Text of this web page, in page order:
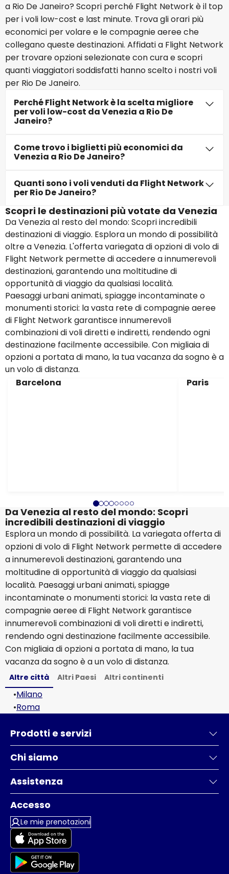
a Rio De Janeiro? Scopri perché Flight Network è il top
per i voli low-cost e last minute. Trova gli orari più
economici per volare e le compagnie aeree che
collegano queste destinazioni. Affidati a Flight Network
per trovare opzioni selezionate con cura e scopri
quanti viaggiatori soddisfatti hanno scelto i nostri voli
per Rio De Janeiro.
Perché Flight Network è la scelta migliore
per voli low-cost da Venezia a Rio De
Janeiro?
Come trovo i biglietti più economici da
Venezia a Rio De Janeiro?
Quanti sono i voli venduti da Flight Network
per Rio De Janeiro?
Scopri le destinazioni più votate da Venezia
Da Venezia al resto del mondo: Scopri incredibili
destinazioni di viaggio. Esplora un mondo di possibilità
oltre a Venezia. L'offerta variegata di opzioni di volo di
Flight Network permette di accedere a innumerevoli
destinazioni, garantendo una moltitudine di
opportunità di viaggio da qualsiasi località.
Paesaggi urbani animati, spiagge incontaminate o
monumenti storici: la vasta rete di compagnie aeree
di Flight Network garantisce innumerevoli
combinazioni di voli diretti e indiretti, rendendo ogni
destinazione facilmente accessibile. Con migliaia di
opzioni a portata di mano, la tua vacanza da sogno è a
un volo di distanza.
Barcelona
Paris
Da Venezia al resto del mondo: Scopri
incredibili destinazioni di viaggio
Esplora un mondo di possibilità. La variegata offerta di
opzioni di volo di Flight Network permette di accedere
a innumerevoli destinazioni, garantendo una
moltitudine di opportunità di viaggio da qualsiasi
località. Paesaggi urbani animati, spiagge
incontaminate o monumenti storici: la vasta rete di
compagnie aeree di Flight Network garantisce
innumerevoli combinazioni di voli diretti e indiretti,
rendendo ogni destinazione facilmente accessibile.
Con migliaia di opzioni a portata di mano, la tua
vacanza da sogno è a un volo di distanza.
Altre città Altri Paesi Altri continenti
•Milano
•Roma
Prodotti e servizi
Chi siamo
Assistenza
Accesso
Le mie prenotazioni